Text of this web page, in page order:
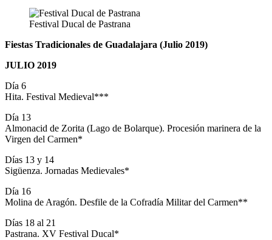
Festival Ducal de Pastrana
Fiestas Tradicionales de Guadalajara (Julio 2019)
JULIO 2019
Día 6
Hita. Festival Medieval***
Día 13
Almonacid de Zorita (Lago de Bolarque). Procesión marinera de la
Virgen del Carmen*
Días 13 y 14
Sigüenza. Jornadas Medievales*
Día 16
Molina de Aragón. Desfile de la Cofradía Militar del Carmen**
Días 18 al 21
Pastrana. XV Festival Ducal*